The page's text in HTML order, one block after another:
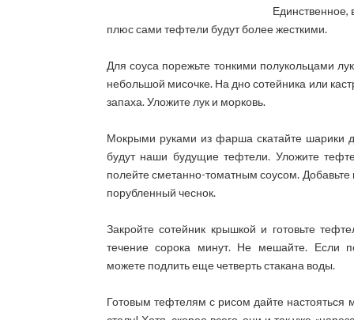
Единственное,
плюс сами тефтели будут более жесткими.
Для соуса порежьте тонкими полукольцами
небольшой мисочке. На дно сотейника или
запаха. Уложите лук и морковь.
Мокрыми руками из фарша скатайте шарики
будут наши будущие тефтели. Уложите
полейте сметанно-томатным соусом. Добавьте
порубленный чеснок.
Закройте сотейник крышкой и готовьте
течение сорока минут. Не мешайте. Если
можете подлить еще четверть стакана воды.
Готовым тефтелям с рисом дайте настояться